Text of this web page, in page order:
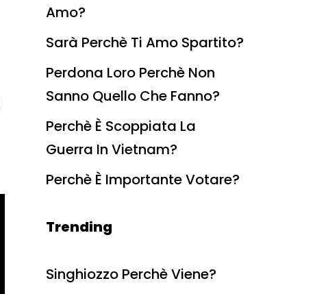
Amo?
Sarà Perchè Ti Amo Spartito?
Perdona Loro Perchè Non
Sanno Quello Che Fanno?
Perchè È Scoppiata La
Guerra In Vietnam?
Perchè È Importante Votare?
Trending
Singhiozzo Perchè Viene?